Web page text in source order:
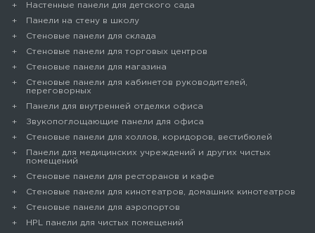
Настенные панели для детского сада
Панели на стену в школу
Стеновые панели для склада
Cтеновые панели для торговых центров
Стеновые панели для магазина
Стеновые панели для кабинетов руководителей,
переговорных
Панели для внутренней отделки офиса
Звукопоглощающие панели для офиса
Стеновые панели для холлов, коридоров, вестибюлей
Панели для медицинских учреждений и других чистых
помещений
Стеновые панели для ресторанов и кафе
Стеновые панели для кинотеатров, домашних кинотеатров
Стеновые панели для аэропортов
HPL панели для чистых помещений